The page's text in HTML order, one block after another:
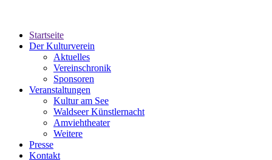
Startseite
Der Kulturverein
Aktuelles
Vereinschronik
Sponsoren
Veranstaltungen
Kultur am See
Waldseer Künstlernacht
Amviehtheater
Weitere
Presse
Kontakt